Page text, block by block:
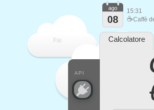
Fai
API
ago
08
15:31
☕Caffè
Calcolatore